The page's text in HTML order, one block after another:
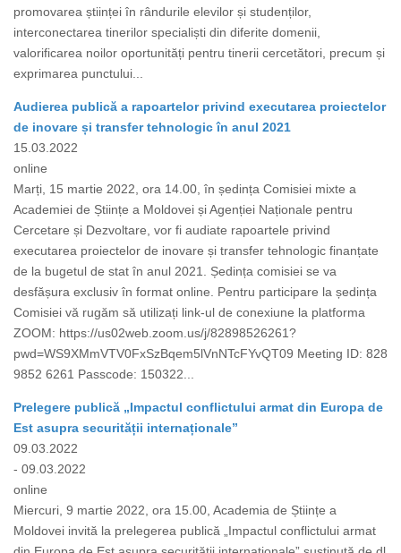
promovarea științei în rândurile elevilor și studenților,
interconectarea tinerilor specialiști din diferite domenii,
valorificarea noilor oportunități pentru tinerii cercetători, precum și
exprimarea punctului...
Audierea publică a rapoartelor privind executarea proiectelor
de inovare și transfer tehnologic în anul 2021
15.03.2022
online
Marți, 15 martie 2022, ora 14.00, în ședința Comisiei mixte a
Academiei de Științe a Moldovei și Agenției Naționale pentru
Cercetare și Dezvoltare, vor fi audiate rapoartele privind
executarea proiectelor de inovare și transfer tehnologic finanțate
de la bugetul de stat în anul 2021. Ședința comisiei se va
desfășura exclusiv în format online. Pentru participare la ședința
Comisiei vă rugăm să utilizați link-ul de conexiune la platforma
ZOOM: https://us02web.zoom.us/j/82898526261?
pwd=WS9XMmVTV0FxSzBqem5lVnNTcFYvQT09 Meeting ID: 828
9852 6261 Passcode: 150322...
Prelegere publică „Impactul conflictului armat din Europa de
Est asupra securității internaționale”
09.03.2022
- 09.03.2022
online
Miercuri, 9 martie 2022, ora 15.00, Academia de Științe a
Moldovei invită la prelegerea publică „Impactul conflictului armat